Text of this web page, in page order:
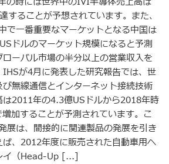
することが予想されています。また、
で一番重要なマーケットとなる中国は
ドルのマーケット規模になると予測
ーバル市場の半分以上の営業収入を
が4月に発表した研究報告では、世
無線通信とインターネット接続技術
は2011年の4.3億USドルから2018年時
加することが予測されています。こ
展は、間接的に関連製品の発展を引き
、2012年度に販売された自動車用ヘ
イ（Head-Up [...]